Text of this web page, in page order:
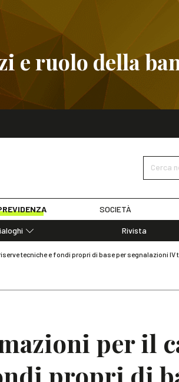
e ruolo della
Cerca
SOCIETÀ
Rivista
tecniche e fondi propri di base per segnalazioni IV
per il